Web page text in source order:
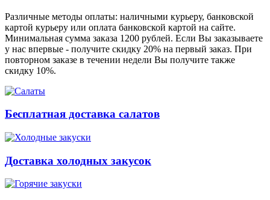
Различные методы оплаты: наличными курьеру, банковской
картой курьеру или оплата банковской картой на сайте.
Минимальная сумма заказа 1200 рублей. Если Вы заказываете
у нас впервые - получите скидку 20% на первый заказ. При
повторном заказе в течении недели Вы получите также
скидку 10%.
Бесплатная доставка салатов
Доставка холодных закусок